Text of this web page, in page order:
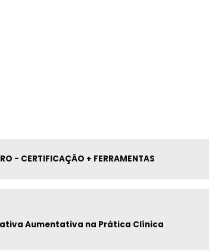
- CERTIFICAÇÃO + FERRAMENTAS
Aumentativa na Prática Clínica